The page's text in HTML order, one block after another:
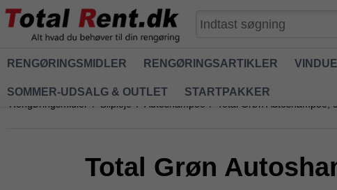
RENGØRINGSMIDLER RENGØRINGSARTIKLER
SOMMER-UDSALG & OUTLET STARTPAKKER
Rengøringsmidler / Bilpleje / Autoshampoo / Total Grøn Autoshampoo,
Total Grøn